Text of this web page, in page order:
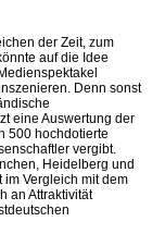
der Zeit, zum
auf die Idee
Denn sonst
eine Auswertung der
500 hochdotierte
vergibt.
Heidelberg und
Vergleich mit dem
an Attraktivität